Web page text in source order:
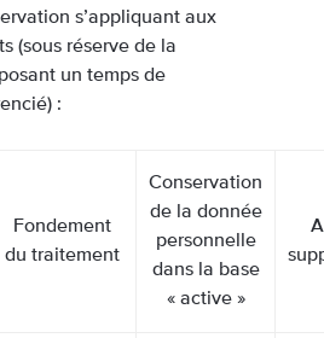
s’appliquant aux
(sous réserve de la
un temps de
:
Fondement
du traitement
Conservation
de la donnée
personnelle
dans la base
« active »